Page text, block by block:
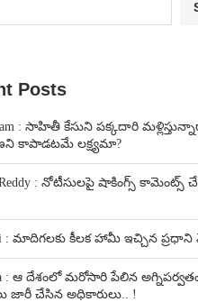
Posts
: సాహితీ కేసుని పక్కదారి
కాపాడటమే లక్ష్యమా?
Reddy : నోటీసులపై షాకింగ్స్ కామెంట్స్
: మాదిగలకు కీలక హామీ ఇచ్చిన
: ఆ దేశంలో మరోసారి పేలిన
జారీ చేసిన అధికారులు.. !